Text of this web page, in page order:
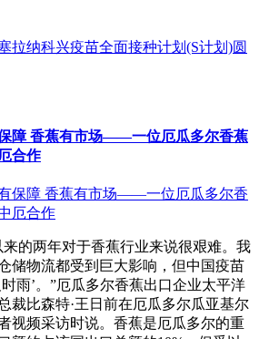
障 香蕉有市场——一位厄瓜多尔香蕉
合作
的两年对于香蕉行业来说很艰难。我
储物流都受到巨大影响，但中国疫苗
雨’。”厄瓜多尔香蕉出口企业太平洋
裁比森特·王日前在厄瓜多尔瓜亚基尔
视频采访时说。香蕉是厄瓜多尔的重